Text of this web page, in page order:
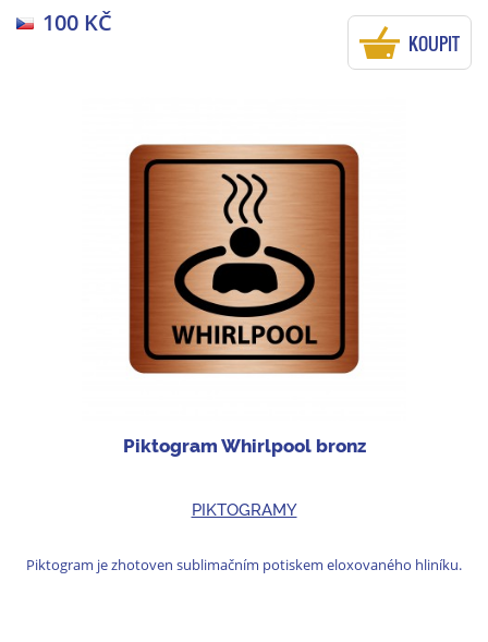
100 KČ
KOUPIT
Piktogram Whirlpool bronz
PIKTOGRAMY
Piktogram je zhotoven sublimačním potiskem eloxovaného hliníku.